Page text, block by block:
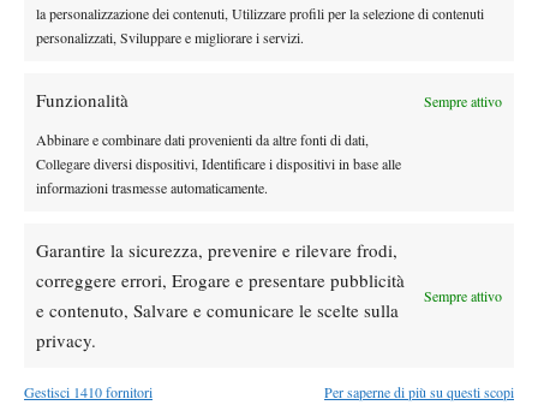
la personalizzazione dei contenuti, Utilizzare profili per la selezione di contenuti
personalizzati, Sviluppare e migliorare i servizi.
Funzionalità Sempre attivo
Abbinare e combinare dati provenienti da altre fonti di dati,
Collegare diversi dispositivi, Identificare i dispositivi in base alle
informazioni trasmesse automaticamente.
Garantire la sicurezza, prevenire e rilevare frodi,
correggere errori, Erogare e presentare pubblicità
e contenuto, Salvare e comunicare le scelte sulla
privacy.
Sempre attivo
Gestisci 1410 fornitori Per saperne di più su questi scopi
News US Open
US Open, Sabalenka: “Con Djokovic
News Wta
Swiatek seconda per percentuale di vittorie
nei 1000: davanti a lei solo Serena Williams
Masters 1000 Montreal 2026: ritiro per
Shapovalov contro Svajda, motivo e cosa